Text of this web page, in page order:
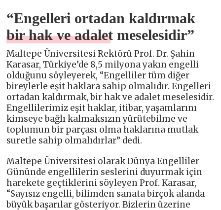
“Engelleri ortadan kaldırmak
bir hak ve adalet meselesidir”
Maltepe Üniversitesi Rektörü Prof. Dr. Şahin
Karasar, Türkiye’de 8,5 milyona yakın engelli
olduğunu söyleyerek, “Engelliler tüm diğer
bireylerle eşit haklara sahip olmalıdır. Engelleri
ortadan kaldırmak, bir hak ve adalet meselesidir.
Engellilerimiz eşit haklar, itibar, yaşamlarını
kimseye bağlı kalmaksızın yürütebilme ve
toplumun bir parçası olma haklarına mutlak
suretle sahip olmalıdırlar” dedi.
Maltepe Üniversitesi olarak Dünya Engelliler
Gününde engellilerin seslerini duyurmak için
harekete geçtiklerini söyleyen Prof. Karasar,
“Sayısız engelli, bilimden sanata birçok alanda
büyük başarılar gösteriyor. Bizlerin üzerine